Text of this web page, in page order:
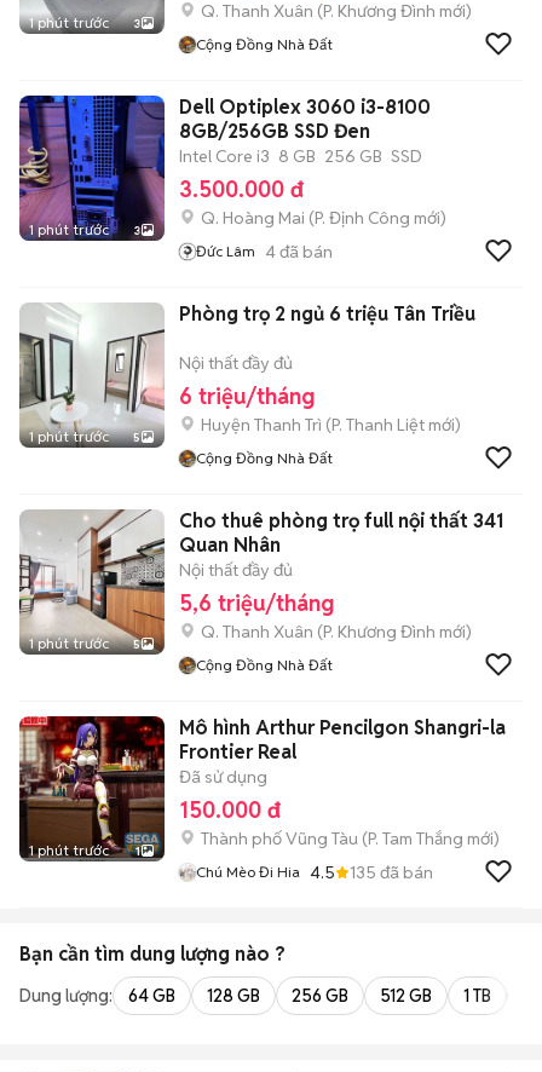
1 phút trước 3
Q. Thanh Xuân (P. Khương Đình mới)
Cộng Đồng Nhà Đất
1 phút trước 3
Dell Optiplex 3060 i3-8100
8GB/256GB SSD Đen
Intel Core i3 8 GB 256 GB SSD
3.500.000 đ
Q. Hoàng Mai (P. Định Công mới)
Đức Lâm 4đã bán
1 phút trước 5
Phòng trọ 2 ngủ 6 triệu Tân Triều
Nội thất đầy đủ
6 triệu/tháng
Huyện Thanh Trì (P. Thanh Liệt mới)
Cộng Đồng Nhà Đất
1 phút trước 5
Cho thuê phòng trọ full nội thất 341
Quan Nhân
Nội thất đầy đủ
5,6 triệu/tháng
Q. Thanh Xuân (P. Khương Đình mới)
Cộng Đồng Nhà Đất
1 phút trước 1
Mô hình Arthur Pencilgon Shangri-la
Frontier Real
Đã sử dụng
150.000 đ
Thành phố Vũng Tàu (P. Tam Thắng mới)
Chú Mèo Đi Hia 4.5 135 đã bán
Bạn cần tìm dung lượng nào ?
Dung lượng: 64 GB 128 GB 256 GB 512 GB 1 TB